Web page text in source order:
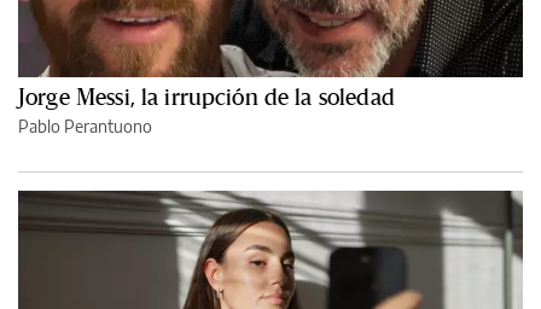
Jorge Messi, la irrupción de la soledad
Pablo Perantuono